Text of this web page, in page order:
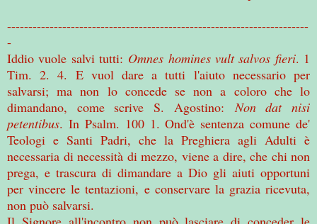
-----------------------------------------------------------------------
-
Iddio vuole salvi tutti: Omnes homines vult salvos fieri. 1
Tim. 2. 4. E vuol dare a tutti l'aiuto necessario per
salvarsi; ma non lo concede se non a coloro che lo
dimandano, come scrive S. Agostino:Non dat nisi
petentibus. In Psalm. 100 1. Ond'è sentenza comune de'
Teologi e Santi Padri, che la Preghiera agli Adulti è
necessaria di necessità di mezzo, viene a dire, che chi non
prega, e trascura di dimandare a Dio gli aiuti opportuni
per vincere le tentazioni, e conservare la grazia ricevuta,
non può salvarsi.